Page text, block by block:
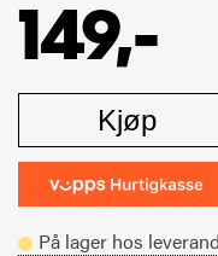
149,-
Kjøp
På lager hos